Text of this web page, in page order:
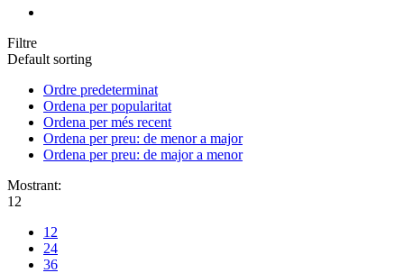
Filtre
Default sorting
Ordre predeterminat
Ordena per popularitat
Ordena per més recent
Ordena per preu: de menor a major
Ordena per preu: de major a menor
Mostrant:
12
12
24
36